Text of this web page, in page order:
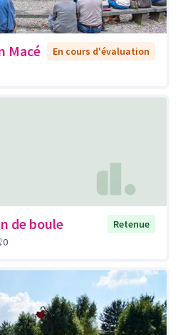
Macé
En cours d'évaluation
de boule
Retenue
0